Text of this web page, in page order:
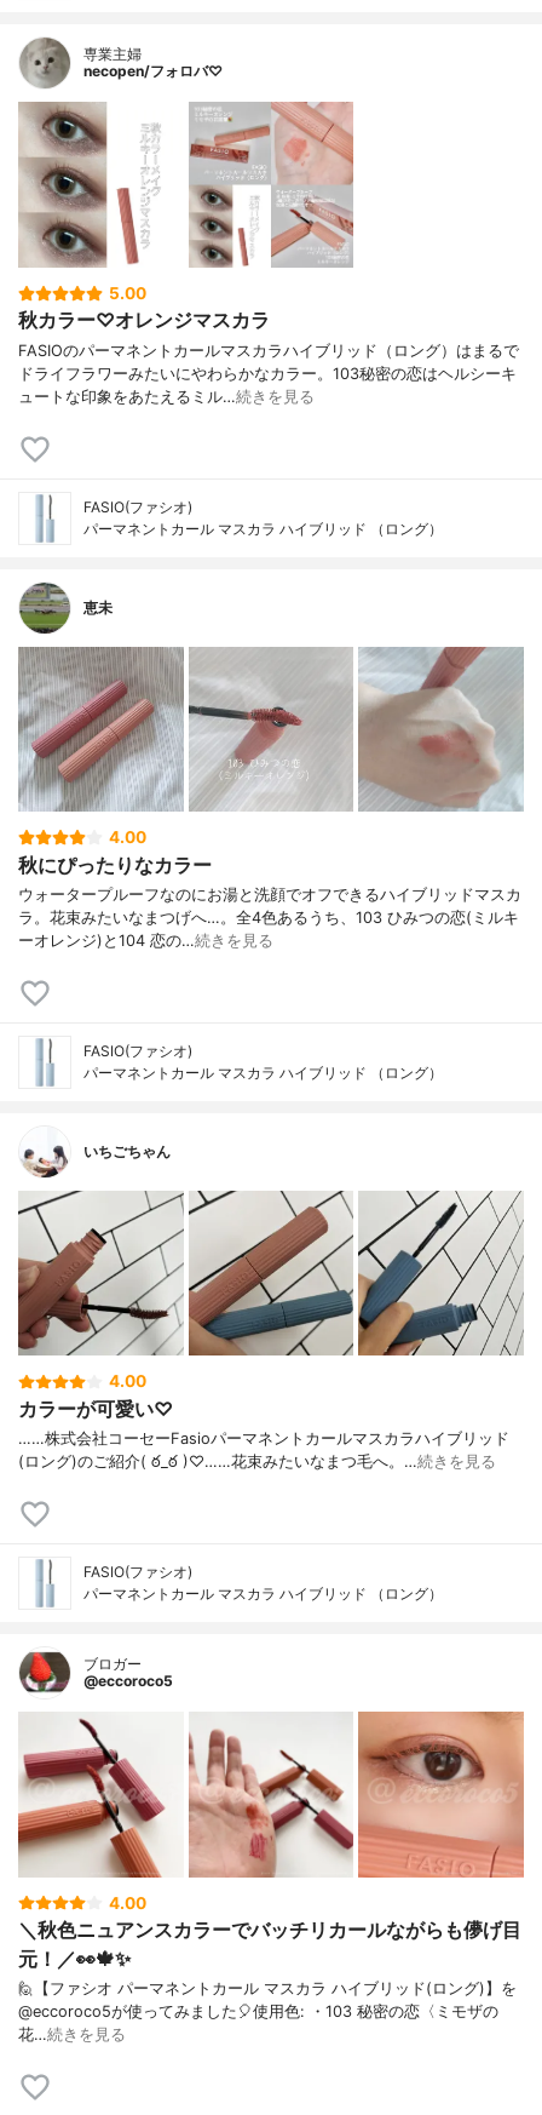
専業主婦
necopen/フォロバ♡
5.00
秋カラー♡オレンジマスカラ
FASIOのパーマネントカールマスカラハイブリッド（ロング）はまるで
ドライフラワーみたいにやわらかなカラー。103秘密の恋はヘルシーキ
ュートな印象をあたえるミル…続きを見る
FASIO(ファシオ)
パーマネントカール マスカラ ハイブリッド （ロング）
恵未
4.00
秋にぴったりなカラー
ウォータープルーフなのにお湯と洗顔でオフできるハイブリッドマスカ
ラ。花束みたいなまつげへ…。全4色あるうち、103 ひみつの恋(ミルキ
ーオレンジ)と104 恋の…続きを見る
FASIO(ファシオ)
パーマネントカール マスカラ ハイブリッド （ロング）
いちごちゃん
4.00
カラーが可愛い♡
……⁡株式会社コーセー⁡⁡Fasio⁡⁡パーマネントカールマスカラ⁡ハイブリッド
(ロング)⁡⁡のご紹介( ఠ_ఠ )♡⁡……⁡⁡⁡⁡花束みたいなまつ毛へ。⁡⁡⁡…続きを見る
FASIO(ファシオ)
パーマネントカール マスカラ ハイブリッド （ロング）
ブロガー
@eccoroco5
4.00
＼秋色ニュアンスカラーでバッチリカールながらも儚げ目
元！／👀🍁✨
⁡🙋【ファシオ パーマネントカール マスカラ ハイブリッド(ロング)】を
@eccoroco5が使ってみました🎈⁡⁡⁡⁡⁡使用色: ・103 秘密の恋〈ミモザの
花…続きを見る